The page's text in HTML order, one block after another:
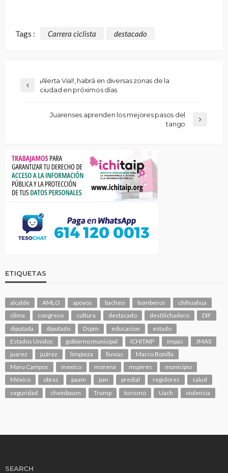
Tags : Carrera ciclista destacado
¡Alerta Vial!, habrá en diversas zonas de la
ciudad en próximos días.
Juarenses aprenden los mejores pasos del
tango
ETIQUETAS
alcalde AMLO apoyos bacheo bomberos
chihuahua
clima
congreso cultura destacado destilichadero
DIF
diputada
diputado Dspm educacion
estado
Estados Unidos
gobierno municipal ICHITAIP impas
JMAS
juarez
juárez limpieza lluvias
Marco Bonilla
Maru Campos
mexico morena mujeres
municipio
México
obras paam pan predial regidores
salud
seguridad
sheinbaum Trump turismo Uach violencia
SEARCH